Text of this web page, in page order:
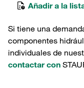
Añadir a la
Si tiene una
componentes
individuales de
contactar con